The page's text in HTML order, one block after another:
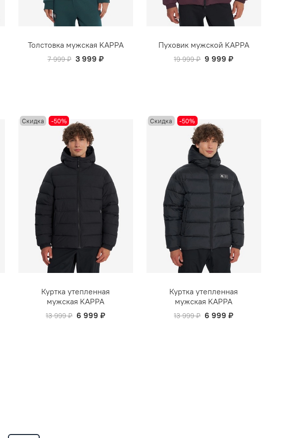
Толстовка мужская KAPPA
7 999 ₽ 3 999 ₽
Пуховик мужской KAPPA
19 999 ₽ 9 999 ₽
Скидка -50%
Куртка утепленная
мужская KAPPA
13 999 ₽ 6 999 ₽
Скидка -50%
Куртка утепленная
мужская KAPPA
13 999 ₽ 6 999 ₽